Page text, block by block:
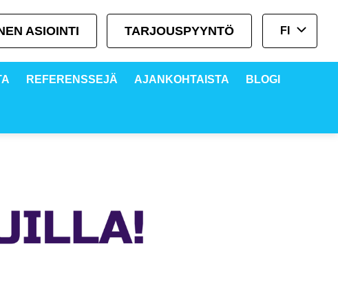
ASIOINTI TARJOUSPYYNTÖ FI
REFERENSSEJÄ AJANKOHTAISTA BLOGI